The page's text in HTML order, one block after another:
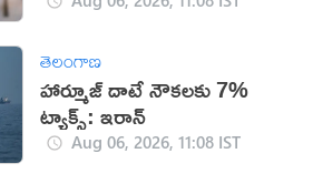
తెలంగాణ
హార్మూజ్ దాటే నౌకలకు 7%
ట్యాక్స్: ఇరాన్
Aug 06, 2026, 11:08 IST